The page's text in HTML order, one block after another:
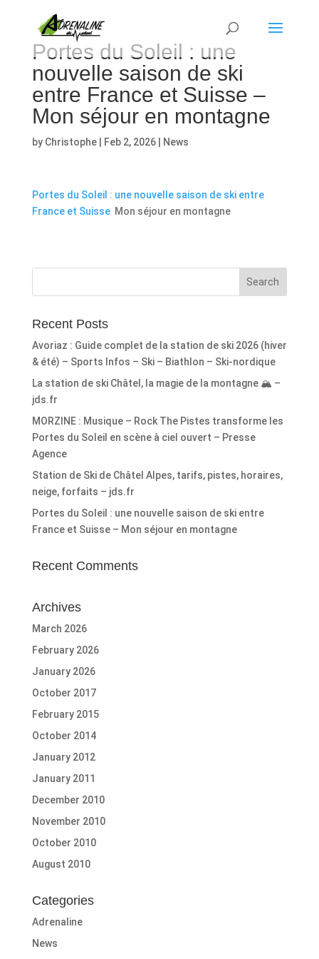
Portes du Soleil : une
nouvelle saison de ski
entre France et Suisse –
Mon séjour en montagne
by Christophe| Feb 2, 2026| News
Portes du Soleil : une nouvelle saison de ski entre
France et Suisse Mon séjour en montagne
Recent Posts
Avoriaz : Guide complet de la station de ski 2026 (hiver
& été) – Sports Infos – Ski – Biathlon – Ski-nordique
La station de ski Châtel, la magie de la montagne 🏔️ –
jds.fr
MORZINE : Musique – Rock The Pistes transforme les
Portes du Soleil en scène à ciel ouvert – Presse
Agence
Station de Ski de Châtel Alpes, tarifs, pistes, horaires,
neige, forfaits – jds.fr
Portes du Soleil : une nouvelle saison de ski entre
France et Suisse – Mon séjour en montagne
Recent Comments
Archives
March 2026
February 2026
January 2026
October 2017
February 2015
October 2014
January 2012
January 2011
December 2010
November 2010
October 2010
August 2010
Categories
Adrenaline
News